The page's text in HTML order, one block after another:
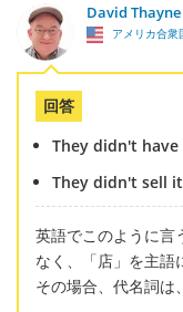
David Thayne
アメリカ合衆
回答
They didn't have
They didn't sell
英語でこのように言
なく、「店」を主語
その場合、代名詞は